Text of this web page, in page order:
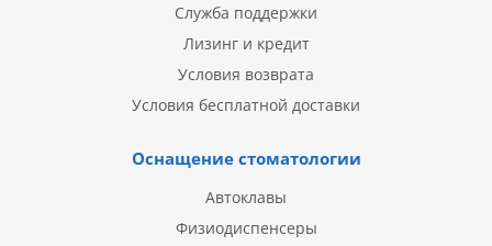
Служба поддержки
Лизинг и кредит
Условия возврата
Условия бесплатной доставки
Оснащение стоматологии
Автоклавы
Физиодиспенсеры